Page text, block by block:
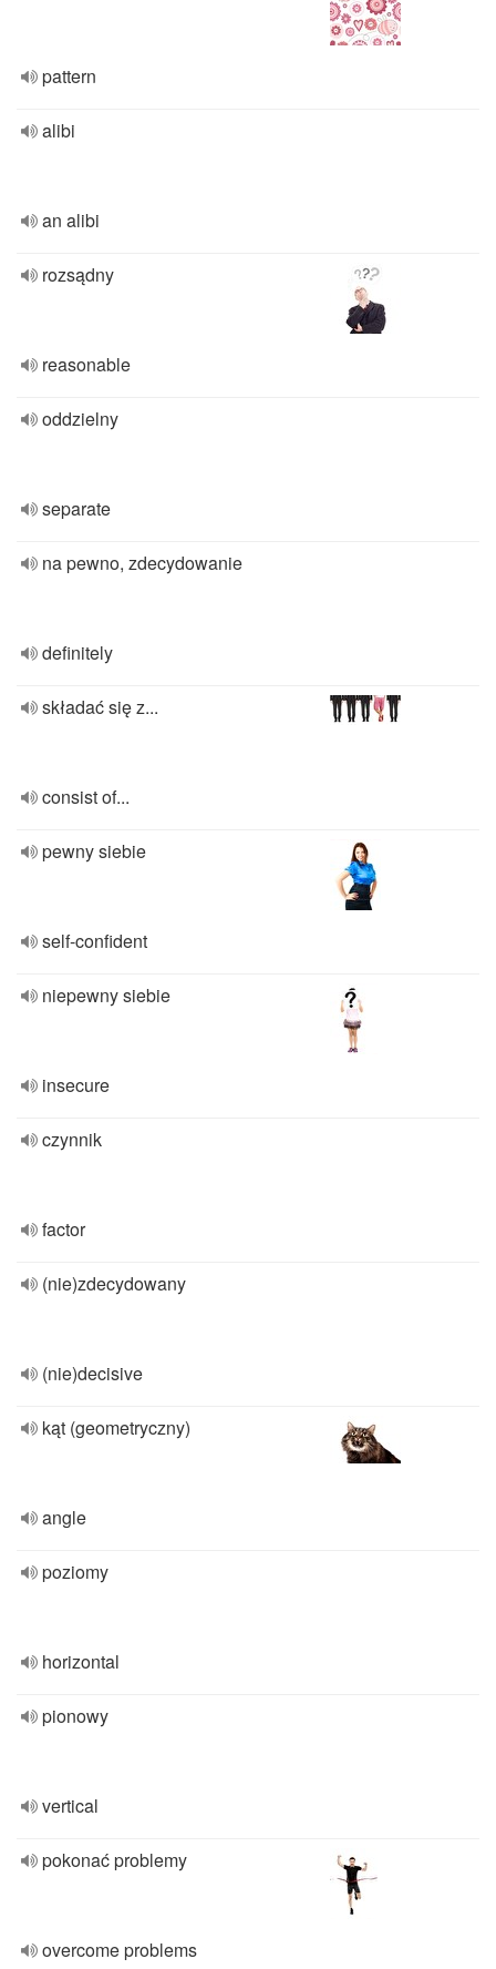
pattern
alibi
an alibi
rozsądny
reasonable
oddzielny
separate
na pewno, zdecydowanie
definitely
składać się z...
consist of...
pewny siebie
self-confident
niepewny siebie
insecure
czynnik
factor
(nie)zdecydowany
(nie)decisive
kąt (geometryczny)
angle
poziomy
horizontal
pionowy
vertical
pokonać problemy
overcome problems